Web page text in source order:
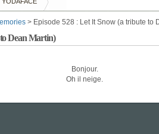
> Episode 528 : Let It Snow (a tribute to
Dean Martin)
Bonjour.
Oh il neige.